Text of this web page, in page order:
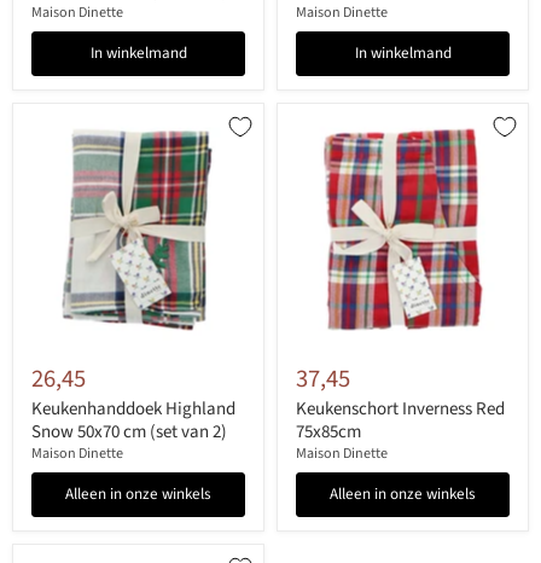
Maison Dinette
In winkelmand
Maison Dinette
In winkelmand
26,45
Keukenhanddoek Highland
Snow 50x70 cm (set van 2)
Maison Dinette
Alleen in onze winkels
37,45
Keukenschort Inverness Red
75x85cm
Maison Dinette
Alleen in onze winkels